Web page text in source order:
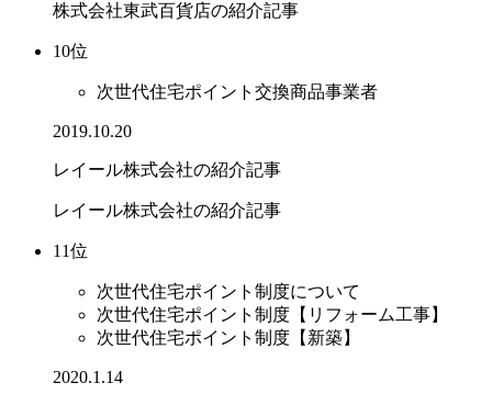
株式会社東武百貨店の紹介記事
10位
次世代住宅ポイント交換商品事業者
2019.10.20
レイール株式会社の紹介記事
レイール株式会社の紹介記事
11位
次世代住宅ポイント制度について
次世代住宅ポイント制度【リフォーム工事】
次世代住宅ポイント制度【新築】
2020.1.14